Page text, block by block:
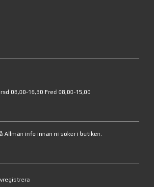
08,00-16,30 Fred 08,00-15,00
Allmän info innan ni söker i butiken.